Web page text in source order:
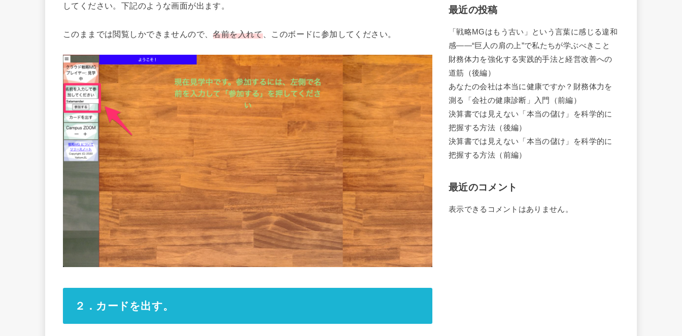
してください。下記のような画面が出ます。
このままでは閲覧しかできませんので、名前を入れて、このボードに参加してください。
２．カードを出す。
最近の投稿
「戦略MGはもう古い」という言葉に感じる違和
感――“巨人の肩の上”で私たちが学ぶべきこと
財務体力を強化する実践的手法と経営改善への
道筋（後編）
あなたの会社は本当に健康ですか？財務体力を
測る「会社の健康診断」入門（前編）
決算書では見えない「本当の儲け」を科学的に
把握する方法（後編）
決算書では見えない「本当の儲け」を科学的に
把握する方法（前編）
最近のコメント
表示できるコメントはありません。